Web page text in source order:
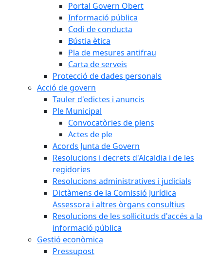
Portal Govern Obert
Informació pública
Codi de conducta
Bústia ètica
Pla de mesures antifrau
Carta de serveis
Protecció de dades personals
Acció de govern
Tauler d'edictes i anuncis
Ple Municipal
Convocatòries de plens
Actes de ple
Acords Junta de Govern
Resolucions i decrets d'Alcaldia i de les
regidories
Resolucions administratives i judicials
Dictàmens de la Comissió Jurídica
Assessora i altres òrgans consultius
Resolucions de les sol·licituds d'accés a la
informació pública
Gestió econòmica
Pressupost